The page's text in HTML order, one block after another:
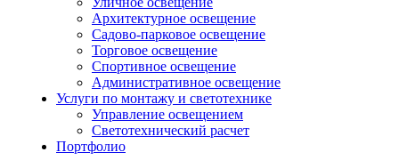
Архитектурное освещение
Садово-парковое освещение
Торговое освещение
Спортивное освещение
Административное освещение
Услуги по монтажу и светотехнике
Управление освещением
Светотехнический расчет
Портфолио